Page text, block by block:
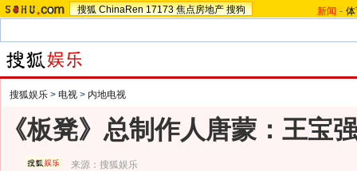
搜狐 ChinaRen 17173 焦点房地产 搜狗 新闻 -
搜狐娱乐 > 电视 > 内地电视
《板凳》总制作人唐蒙：王宝
来源：搜狐娱乐